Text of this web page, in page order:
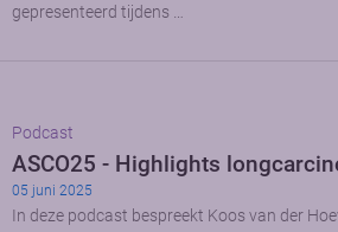
gepresenteerd tijdens …
Podcast
ASCO25 - Highlights
05 juni 2025
In deze podcast bespreekt Koos van der